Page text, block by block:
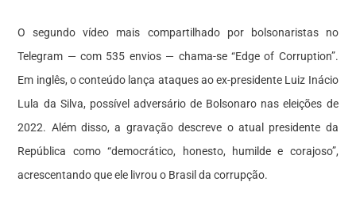
O segundo vídeo mais compartilhado por bolsonaristas no
Telegram — com 535 envios — chama-se “Edge of Corruption”.
Em inglês, o conteúdo lança ataques ao ex-presidente Luiz Inácio
Lula da Silva, possível adversário de Bolsonaro nas eleições de
2022. Além disso, a gravação descreve o atual presidente da
República como “democrático, honesto, humilde e corajoso”,
acrescentando que ele livrou o Brasil da corrupção.